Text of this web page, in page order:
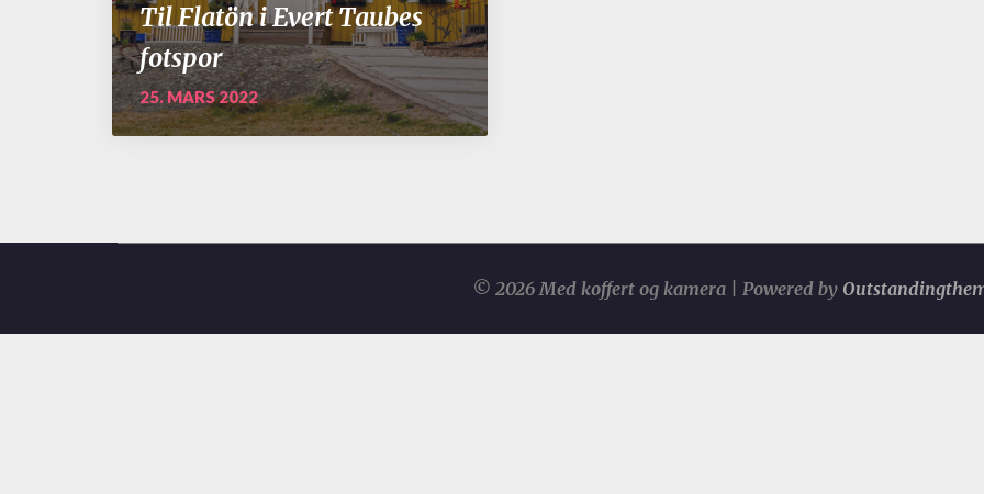
Til Flatön i Evert Taubes
fotspor
25. MARS 2022
© 2026 Med koffert og kamera | Powered by